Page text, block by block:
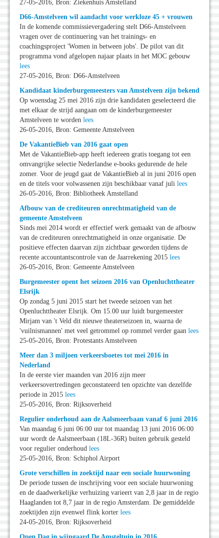
27-05-2016, Bron: Ziekenhuis Amstelland
D66-Amstelveen wil aandacht voor werkloze 45 + vrouwen
In de komende commissievergadering stelt D66-Amstelveen
vragen over de continuering van het trainings- en
coachingsproject 'Women in between jobs'. De pilot van dit
programma vond afgelopen najaar plaats in het MOC gebouw
lees
27-05-2016, Bron: D66-Amstelveen
Kandidaat kinderburgemeesters van Amstelveen zijn bekend
Op woensdag 25 mei 2016 zijn drie kandidaten geselecteerd die
met elkaar de strijd aangaan om de kinderburgemeester
Amstelveen te worden lees
26-05-2016, Bron: Gemeente Amstelveen
De VakantieBieb van 2016 gaat open
Met de VakantieBieb-app heeft iedereen gratis toegang tot een
omvangrijke selectie Nederlandse e-books gedurende de hele
zomer. Voor de jeugd gaat de VakantieBieb al in juni 2016 open
en de titels voor volwassenen zijn beschikbaar vanaf juli lees
26-05-2016, Bron: Bibliotheek Amstelland
Afbouw van de crediteuren onrechtmatigheid van de
gemeente Amstelveen
Sinds mei 2014 wordt er effectief werk gemaakt van de afbouw
van de crediteuren onrechtmatigheid in onze organisatie. De
positieve effecten daarvan zijn zichtbaar geworden tijdens de
recente accountantscontrole van de Jaarrekening 2015 lees
26-05-2016, Bron: Gemeente Amstelveen
Burgemeester opent het seizoen 2016 van Openluchttheater
Elsrijk
Op zondag 5 juni 2015 start het tweede seizoen van het
Openluchttheater Elsrijk. Om 15.00 uur luidt burgemeester
Mirjam van 't Veld dit nieuwe theaterseizoen in, waarna de
'vuilnismannen' met veel getrommel op rommel verder gaan lees
25-05-2016, Bron: Protestants Amstelveen
Meer dan 3 miljoen verkeersboetes tot mei 2016 in
Nederland
In de eerste vier maanden van 2016 zijn meer
verkeersovertredingen geconstateerd ten opzichte van dezelfde
periode in 2015 lees
25-05-2016, Bron: Rijksoverheid
Regulier onderhoud aan de Aalsmeerbaan vanaf 6 juni 2016
Van maandag 6 juni 06:00 uur tot maandag 13 juni 2016 06:00
uur wordt de Aalsmeerbaan (18L-36R) buiten gebruik gesteld
voor regulier onderhoud lees
25-05-2016, Bron: Schiphol Airport
Grote verschillen in zoektijd naar een sociale huurwoning
De periode tussen de inschrijving voor een sociale huurwoning
en de daadwerkelijke verhuizing varieert van 2,8 jaar in de regio
Haaglanden tot 8,7 jaar in de regio Amsterdam. De gemiddelde
zoektijden zijn evenwel flink korter lees
24-05-2016, Bron: Rijksoverheid